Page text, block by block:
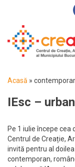
Acasă »
IEsc –
Pe 1 iulie începe
Centrul de Creație,
invită pentru al
contemporan,